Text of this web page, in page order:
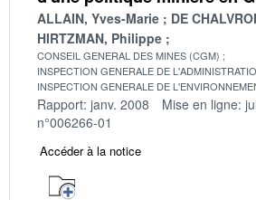
ALLAIN, Yves-Marie
DE
HIRTZMAN, Philippe
CONSEIL GENERAL DES MINES (CGM)
INSPECTION GENERALE DE
INSPECTION GENERALE DE
Rapport: janv. 2008 Mise en ligne:
n°006266-01
Accéder à la notice